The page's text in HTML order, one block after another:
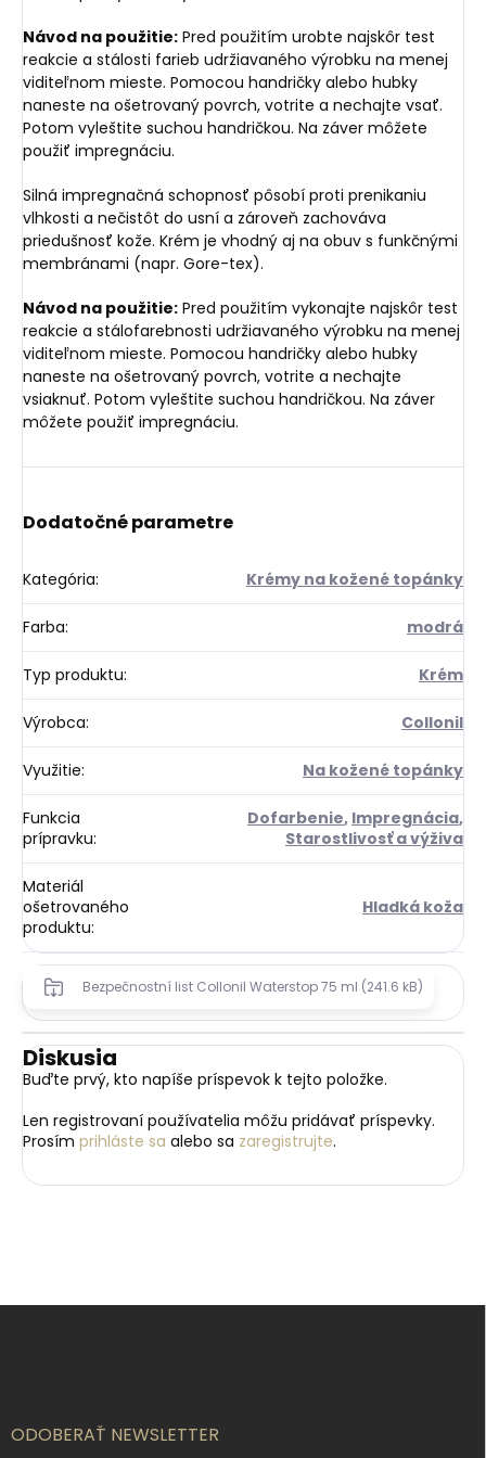
Návod na použitie: Pred použitím urobte najskôr test
reakcie a stálosti farieb udržiavaného výrobku na menej
viditeľnom mieste. Pomocou handričky alebo hubky
naneste na ošetrovaný povrch, votrite a nechajte vsať.
Potom vyleštite suchou handričkou. Na záver môžete
použiť impregnáciu.
Silná impregnačná schopnosť pôsobí proti prenikaniu
vlhkosti a nečistôt do usní a zároveň zachováva
priedušnosť kože. Krém je vhodný aj na obuv s funkčnými
membránami (napr. Gore-tex).
Návod na použitie: Pred použitím vykonajte najskôr test
reakcie a stálofarebnosti udržiavaného výrobku na menej
viditeľnom mieste. Pomocou handričky alebo hubky
naneste na ošetrovaný povrch, votrite a nechajte
vsiaknuť. Potom vyleštite suchou handričkou. Na záver
môžete použiť impregnáciu.
Dodatočné parametre
Kategória: Krémy na kožené topánky
Farba: modrá
Typ produktu: Krém
Výrobca: Collonil
Využitie: Na kožené topánky
Funkcia
prípravku:
Dofarbenie, Impregnácia,
Starostlivosť a výživa
Materiál
ošetrovaného
produktu:
Hladká koža
Bezpečnostní list Collonil Waterstop 75 ml (241.6 kB)
Diskusia
Buďte prvý, kto napíše príspevok k tejto položke.
Len registrovaní používatelia môžu pridávať príspevky.
Prosím prihláste sa alebo sa zaregistrujte.
ODOBERAŤ NEWSLETTER